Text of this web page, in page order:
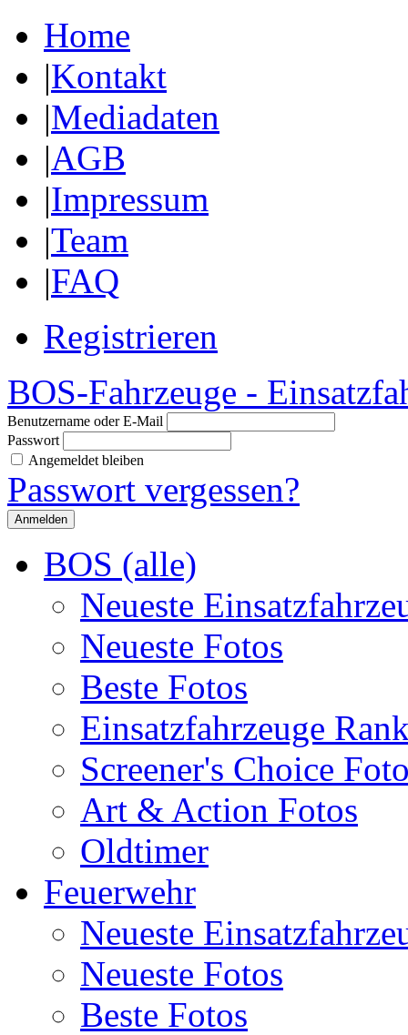
Home
|Kontakt
|Mediadaten
|AGB
|Impressum
|Team
|FAQ
Registrieren
BOS-Fahrzeuge -
Benutzername oder E-Mail
Passwort
Angemeldet bleiben
Passwort vergessen?
BOS (alle)
Neueste
Neueste Fotos
Beste Fotos
Einsatzfahrzeuge
Screener's Choice
Art & Action Fotos
Oldtimer
Feuerwehr
Neueste
Neueste Fotos
Beste Fotos